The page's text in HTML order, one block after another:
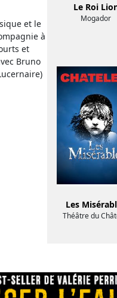
et le
à
et
Bruno
Le Roi
Mogador
Les
Théâtre du